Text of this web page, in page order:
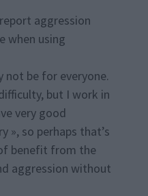
aggression
when using
not be for everyone.
but I work in
very good
», so perhaps that’s
benefit from the
aggression without